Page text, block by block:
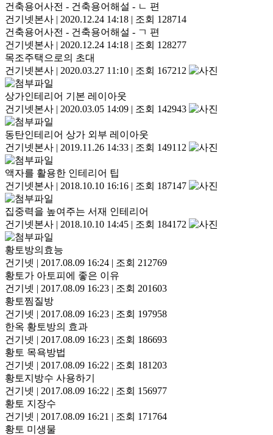
건축용어사전 - 건축용어해설 - ㄴ 편
건기넷본사 | 2020.12.24 14:18 | 조회 128714
건축용어사전 - 건축용어해설 - ㄱ 편
건기넷본사 | 2020.12.24 14:18 | 조회 128277
목조주택으로의 초대
건기넷본사 | 2020.03.27 11:10 | 조회 167212
상가인테리어 기본 레이아웃
건기넷본사 | 2020.03.05 14:09 | 조회 142943
동탄인테리어 상가 외부 레이아웃
건기넷본사 | 2019.11.26 14:33 | 조회 149112
액자를 활용한 인테리어 팁
건기넷본사 | 2018.10.10 16:16 | 조회 187147
집중력을 높여주는 서재 인테리어
건기넷본사 | 2018.10.10 14:45 | 조회 184172
황토방의효능
건기넷 | 2017.08.09 16:24 | 조회 212769
황토가 아토피에 좋은 이유
건기넷 | 2017.08.09 16:23 | 조회 201603
황토찜질방
건기넷 | 2017.08.09 16:23 | 조회 197958
한옥 황토방의 효과
건기넷 | 2017.08.09 16:23 | 조회 186693
황토 목욕방법
건기넷 | 2017.08.09 16:22 | 조회 181203
황토지방수 사용하기
건기넷 | 2017.08.09 16:22 | 조회 156977
황토 지장수
건기넷 | 2017.08.09 16:21 | 조회 171764
황토 미생물